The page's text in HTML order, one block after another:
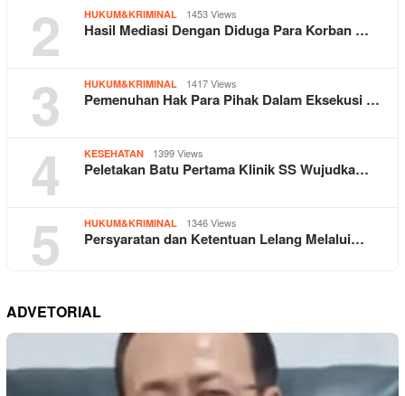
2 HUKUM&KRIMINAL 1453 Views
Hasil Mediasi Dengan Diduga Para Korban …
3 HUKUM&KRIMINAL 1417 Views
Pemenuhan Hak Para Pihak Dalam Eksekusi …
4 KESEHATAN 1399 Views
Peletakan Batu Pertama Klinik SS Wujudka…
5 HUKUM&KRIMINAL 1346 Views
Persyaratan dan Ketentuan Lelang Melalui…
ADVETORIAL